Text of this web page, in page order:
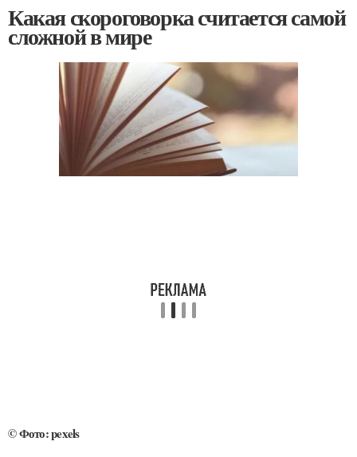
Какая скороговорка считается самой
сложной в мире
© Фото: pexels